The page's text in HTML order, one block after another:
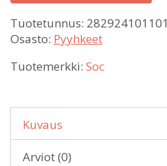
Tuotetunnus: 282924101101
Osasto: Pyyhkeet
Tuotemerkki: Soc
Kuvaus
Arviot (0)